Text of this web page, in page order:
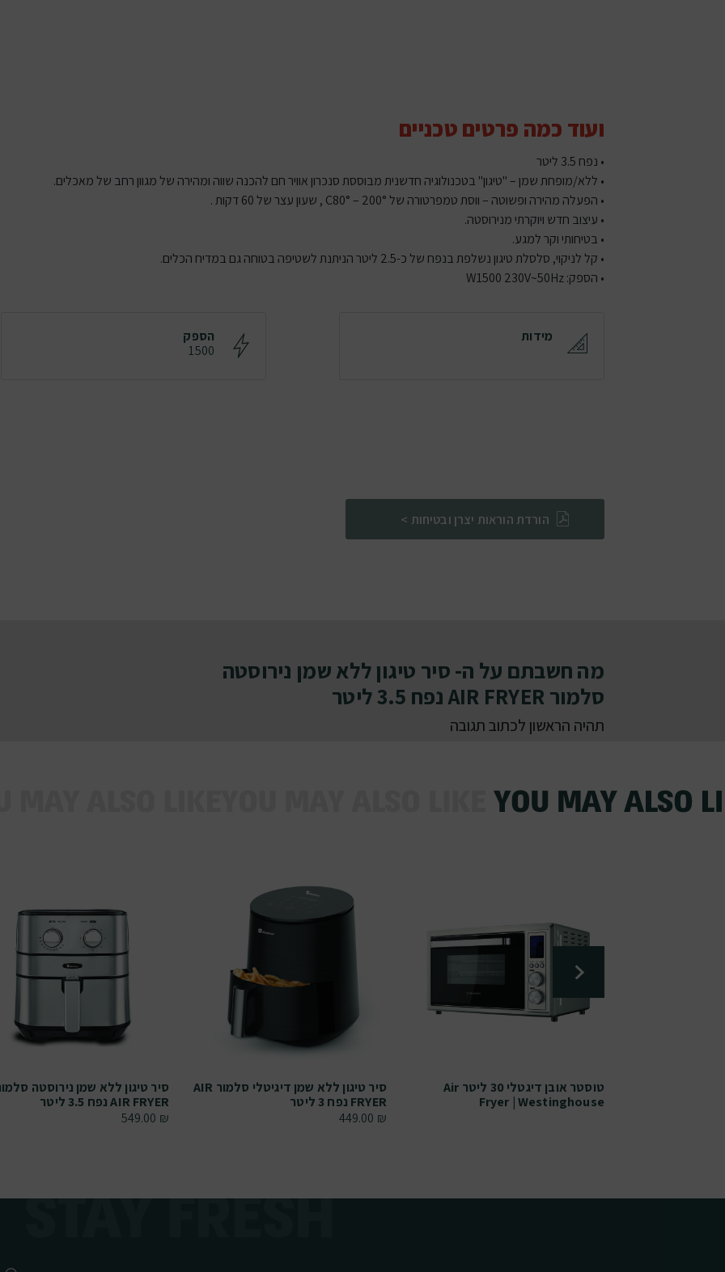
ועוד כמה פרטים טכניים
• נפח 3.5 ליטר
• ללא/מופחת שמן – "טיגון" בטכנולוגיה חדשנית מבוססת סנכרון אוויר חם להכנה שווה ומהירה של מגוון רחב של מאכלים.
• הפעלה מהירה ופשוטה – ווסת טמפרטורה של C80° – 200° , שעון עצר של 60 דקות .
• עיצוב חדש ויוקרתי מנירוסטה.
• בטיחותי וקר למגע.
• קל לניקוי, סלסלת טיגון נשלפת בנפח של כ-2.5 ליטר הניתנת לשטיפה בטוחה גם במדיח הכלים.
• הספק: W1500 230V~50Hz
מידות
הספק
1500
הורדת הוראות יצרן ובטיחות >
מה חשבתם על ה- סיר טיגון ללא שמן נירוסטה
סלמור AIR FRYER נפח 3.5 ליטר
תהיה הראשון לכתוב תגובה
טוסטר אובן דיגטלי 30 ליטר Air
Fryer | Westinghouse
סיר טיגון ללא שמן דיגיטלי סלמור AIR
FRYER נפח 3 ליטר
449.00 ₪
סיר טיגון ללא שמן נירוסטה
AIR FRYER נפח 3.5 ליטר
549.00 ₪